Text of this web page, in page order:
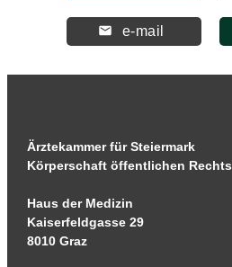
e-mail
Ärztekammer für Steiermark
Körperschaft öffentlichen Rechts
Haus der Medizin
Kaiserfeldgasse 29
8010 Graz